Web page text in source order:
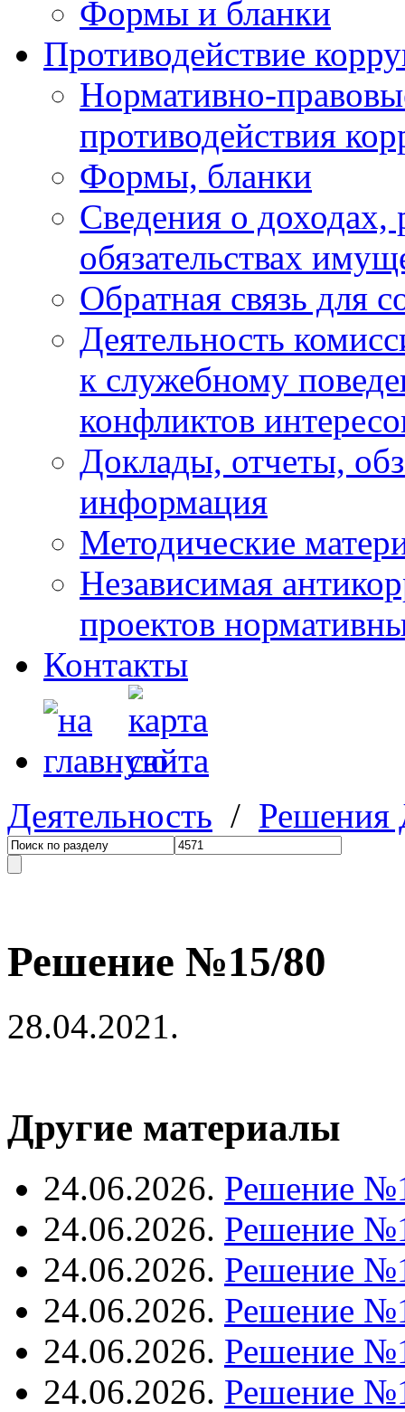
Формы и бланки
Противодействие
Нормативно-
противодействия
Формы, бланки
Сведения о доходах,
обязательствах
Обратная связь для
Деятельность
к служебному
конфликтов
Доклады, отчеты,
информация
Методические
Независимая
проектов
Контакты
Деятельность /
Решение №15/80
28.04.2021.
Другие материалы
24.06.2026. Решение
24.06.2026. Решение
24.06.2026. Решение
24.06.2026. Решение
24.06.2026. Решение
24.06.2026. Решение